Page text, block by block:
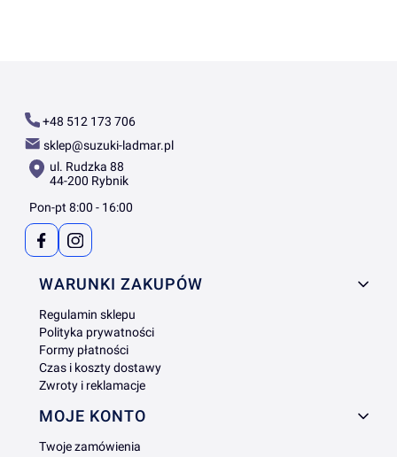
+48 512 173 706
sklep@suzuki-ladmar.pl
ul. Rudzka 88
44-200 Rybnik
Pon-pt 8:00 - 16:00
Linki w stopce
WARUNKI ZAKUPÓW
Regulamin sklepu
Polityka prywatności
Formy płatności
Czas i koszty dostawy
Zwroty i reklamacje
MOJE KONTO
Twoje zamówienia